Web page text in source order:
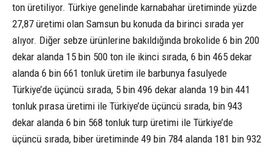
ton üretiliyor. Türkiye genelinde karnabahar üretiminde yüzde
27,87 üretimi olan Samsun bu konuda da birinci sırada yer
alıyor. Diğer sebze ürünlerine bakıldığında brokolide 6 bin 200
dekar alanda 15 bin 500 ton ile ikinci sırada, 6 bin 465 dekar
alanda 6 bin 661 tonluk üretim ile barbunya fasulyede
Türkiye’de üçüncü sırada, 5 bin 496 dekar alanda 19 bin 441
tonluk pırasa üretimi ile Türkiye’de üçüncü sırada, bin 943
dekar alanda 6 bin 568 tonluk turp üretimi ile Türkiye’de
üçüncü sırada, biber üretiminde 49 bin 784 alanda 181 bin 932